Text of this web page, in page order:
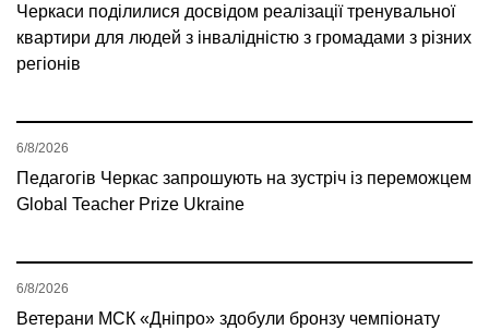
Черкаси поділилися досвідом реалізації тренувальної
квартири для людей з інвалідністю з громадами з різних
регіонів
Педагогів Черкас запрошують на зустріч із переможцем
Global Teacher Prize Ukraine
6/8/2026
Ветерани МСК «Дніпро» здобули бронзу чемпіонату
6/8/2026